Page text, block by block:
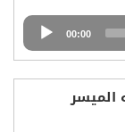
00:00